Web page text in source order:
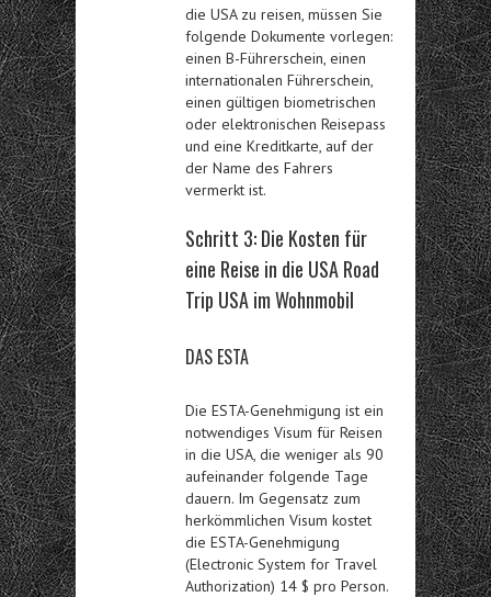
die USA zu reisen, müssen Sie
folgende Dokumente vorlegen:
einen B-Führerschein, einen
internationalen Führerschein,
einen gültigen biometrischen
oder elektronischen Reisepass
und eine Kreditkarte, auf der
der Name des Fahrers
vermerkt ist.
Schritt 3: Die Kosten für
eine Reise in die USARoad
Trip USA im Wohnmobil
DAS ESTA
Die ESTA-Genehmigung ist ein
notwendiges Visum für Reisen
in die USA, die weniger als 90
aufeinander folgende Tage
dauern. Im Gegensatz zum
herkömmlichen Visum kostet
die ESTA-Genehmigung
(Electronic System for Travel
Authorization) 14 $ pro Person.